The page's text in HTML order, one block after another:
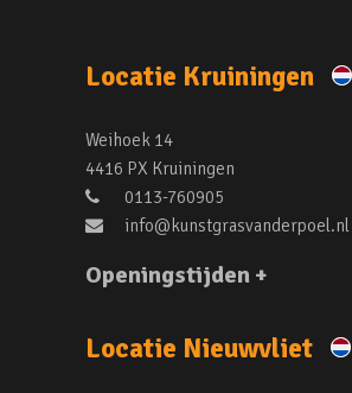
Locatie Kruiningen
Weihoek 14
4416 PX Kruiningen
0113-760905
info@kunstgrasvanderpoel.nl
Openingstijden +
Locatie Nieuwvliet